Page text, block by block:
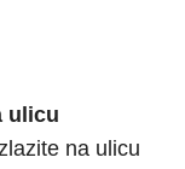
ulicu
na ulicu